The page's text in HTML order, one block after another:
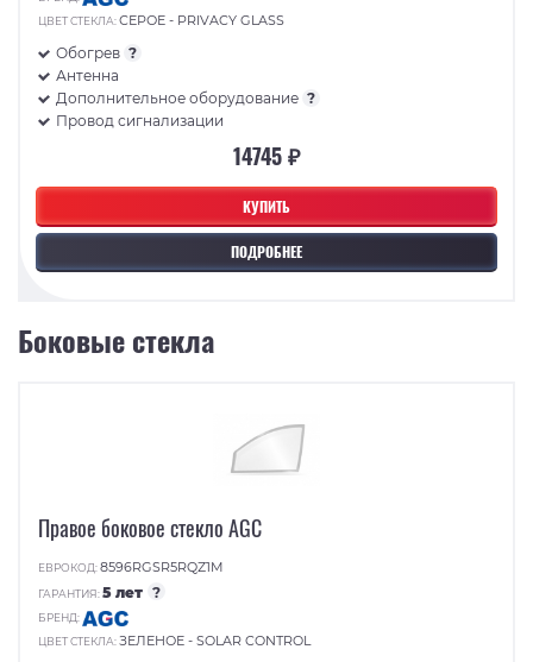
КУПИТЬ
ПОДРОБНЕЕ
ЦВЕТ СТЕКЛА:СЕРОЕ - PRIVACY GLASS
Обогрев ?
Антенна
Дополнительное оборудование ?
Провод сигнализации
14745 ₽
Боковые стекла
Правое боковое стекло AGC
ЕВРОКОД:8596RGSR5RQZ1M
ГАРАНТИЯ:5 лет ?
БРЕНД:
ЦВЕТ СТЕКЛА:ЗЕЛЕНОЕ - SOLAR CONTROL